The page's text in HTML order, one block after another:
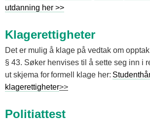
utdanning her >>
Klagerettigheter
Det er mulig å klage på vedtak om
§ 43. Søker henvises til å sette seg inn i
ut skjema for formell klage her:
klagerettigheter>>
Politiattest